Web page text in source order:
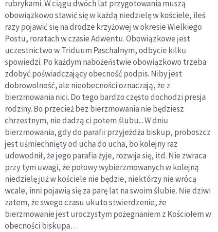
rubrykami. W ciągu dwóch lat przygotowania muszą
obowiązkowo stawić się w każdą niedzielę w kościele, ileś
razy pojawić się na drodze krzyżowej w okresie Wielkiego
Postu, roratach w czasie Adwentu. Obowiązkowe jest
uczestnictwo w Triduum Paschalnym, odbycie kilku
spowiedzi. Po każdym nabożeństwie obowiązkowo trzeba
zdobyć poświadczający obecność podpis. Niby jest
dobrowolność, ale nieobecności oznaczają, że z
bierzmowania nici. Do tego bardzo często dochodzi presja
rodziny. Bo przecież bez bierzmowania nie będziesz
chrzestnym, nie dadzą ci potem ślubu... W dniu
bierzmowania, gdy do parafii przyjeżdża biskup, proboszcz
jest uśmiechnięty od ucha do ucha, bo kolejny raz
udowodnił, że jego parafia żyje, rozwija się, itd. Nie zwraca
przy tym uwagi, że połowy wybierzmowanych w kolejną
niedzielę już w kościele nie będzie, niektórzy nie wrócą
wcale, inni pojawią się za parę lat na swoim ślubie. Nie dziwi
zatem, że swego czasu ukuto stwierdzenie, że
bierzmowanie jest uroczystym pożegnaniem z Kościołem w
obecności biskupa…